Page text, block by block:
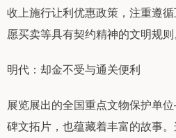
收上施行让利优惠政策，注重遵
愿买卖等具有契约精神的文明规则
明代：却金不受与通关便利
展览展出的全国重点文物保护单
碑文拓片，也蕴藏着丰富的故事